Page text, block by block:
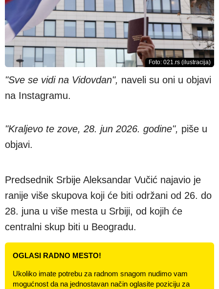
Foto: 021.rs (ilustracija)
"Sve se vidi na Vidovdan", naveli su oni u objavi
na Instagramu.
"Kraljevo te zove, 28. jun 2026. godine", piše u
objavi.
Predsednik Srbije Aleksandar Vučić najavio je
ranije više skupova koji će biti održani od 26. do
28. juna u više mesta u Srbiji, od kojih će
centralni skup biti u Beogradu.
OGLASI RADNO MESTO!
Ukoliko imate potrebu za radnom snagom nudimo vam
mogućnost da na jednostavan način oglasite poziciju za